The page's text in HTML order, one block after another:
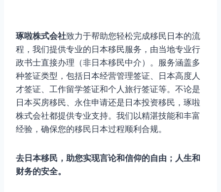
琢啦株式会社致力于帮助您轻松完成移民日本的流
程，我们提供专业的日本移民服务，由当地专业行
政书士直接办理（非日本移民中介）。服务涵盖多
种签证类型，包括日本经营管理签证、日本高度人
才签证、工作留学签证和个人旅行签证等。不论是
日本买房移民、永住申请还是日本投资移民，琢啦
株式会社都提供专业支持。我们以精湛技能和丰富
经验，确保您的移民日本过程顺利合规。
去日本移民，助您实现言论和信仰的自由；人生和
财务的安全。